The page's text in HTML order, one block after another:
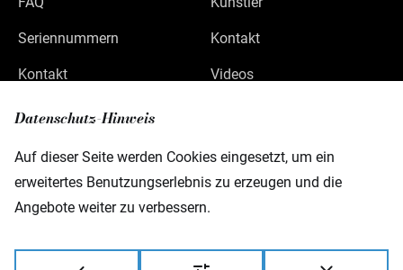
Datenschutz-Hinweis
Auf dieser Seite werden Cookies eingesetzt, um ein
erweitertes Benutzungserlebnis zu erzeugen und die
Angebote weiter zu verbessern.
Seriennummern
Kontakt
Kontakt
Videos
Gewerbepark 46
D-08258 Markneukirchen